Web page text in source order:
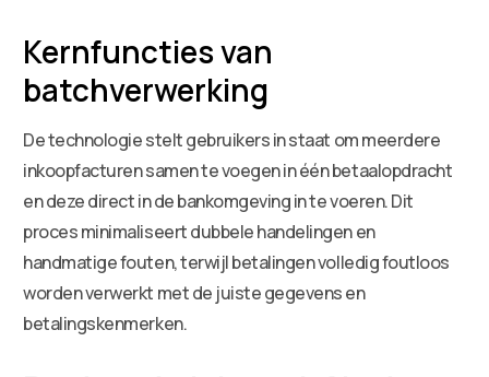
Kernfuncties van
batchverwerking
De technologie stelt gebruikers in staat om meerdere
inkoopfacturen samen te voegen in één betaalopdracht
en deze direct in de bankomgeving in te voeren. Dit
proces minimaliseert dubbele handelingen en
handmatige fouten, terwijl betalingen volledig foutloos
worden verwerkt met de juiste gegevens en
betalingskenmerken.